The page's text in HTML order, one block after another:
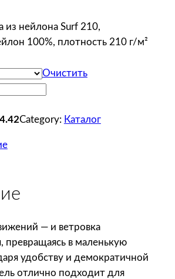
из нейлона Surf 210,
100%, плотность 210 г/м²
Очистить
Category: Каталог
— и ветровка
превращаясь в маленькую
удобству и демократичной
отлично подходит для